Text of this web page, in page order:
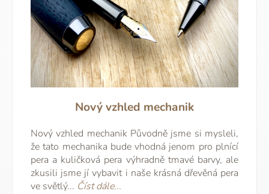
Nový vzhled mechanik
Nový vzhled mechanik Původně jsme si mysleli,
že tato mechanika bude vhodná jenom pro plnící
pera a kuličková pera výhradně tmavé barvy, ale
zkusili jsme jí vybavit i naše krásná dřevěná pera
ve světlý... Číst dále...